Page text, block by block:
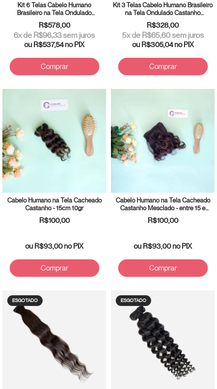
Kit 6 Telas Cabelo Humano
Brasileiro na Tela Ondulado
Castanho 25/30cm
R$578,00
6x de R$96,33sem juros
ou R$537,54no PIX
Comprar
Kit 3 Telas Cabelo Humano Brasileiro
na Tela Ondulado Castanho
20/25cm
R$328,00
5x de R$65,60sem juros
ou R$305,04no PIX
Comprar
Cabelo Humano na Tela Cacheado
Castanho - 15cm 10gr
R$100,00
ou R$93,00no PIX
Comprar
Cabelo Humano na Tela Cacheado
Castanho Mesclado - entre 15 e
20cm 45gr
R$100,00
ou R$93,00no PIX
Comprar
ESGOTADO ESGOTADO